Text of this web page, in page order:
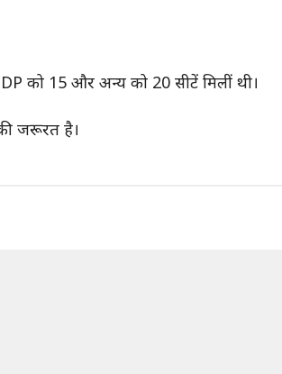
को 15 और अन्‍य को 20 सीटें मिलीं थी।
जरूरत है।